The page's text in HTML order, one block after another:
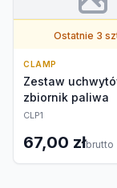
Ostatnie 3
CLAMP
Zestaw
zbiornik paliwa
CLP1
67,00 złbrutto